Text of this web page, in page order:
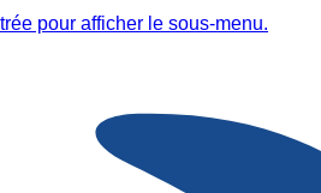
pour afficher le sous-menu.